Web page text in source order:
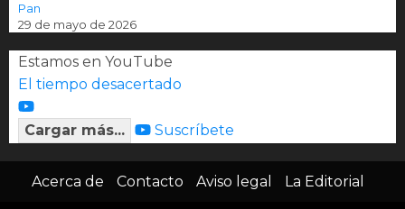
Pan
29 de mayo de 2026
Estamos en YouTube
El tiempo desacertado
Cargar más... Suscríbete
Acerca de Contacto Aviso legal La Editorial